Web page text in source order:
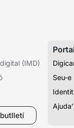
(IMD)
Seu-e